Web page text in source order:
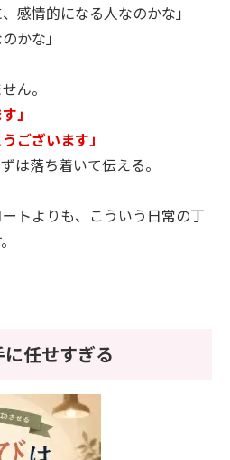
感情的になる人なのかな」
かな」
ん。
」
ございます」
は落ち着いて伝える。
トよりも、こういう日常の丁
任せすぎる